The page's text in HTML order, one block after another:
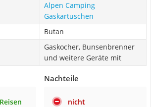
Alpen Camping
Gaskartuschen
Butan
Gaskocher, Bunsenbrenner
und weitere Geräte mit
Nachteile
nicht